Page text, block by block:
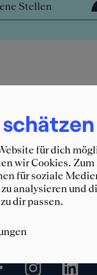
Stellen
für dich
wir Cookies.
für soziale
analysieren und
dir passen.